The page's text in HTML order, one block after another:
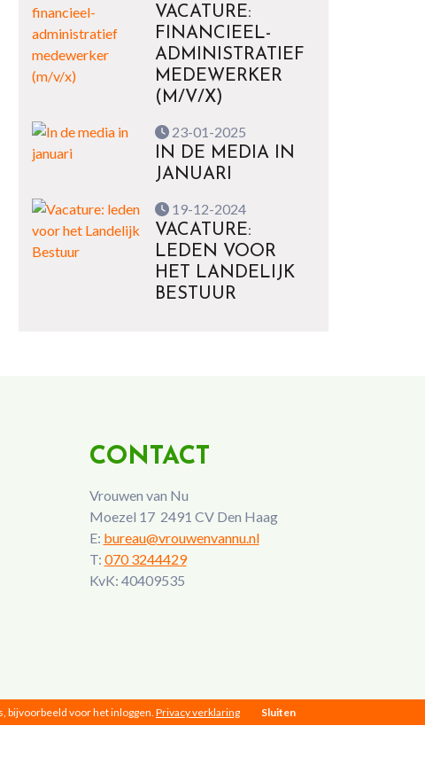
VACATURE:
FINANCIEEL-
ADMINISTRATIEF
MEDEWERKER
(M/V/X)
23-01-2025
IN DE MEDIA IN
JANUARI
19-12-2024
VACATURE:
LEDEN VOOR
HET LANDELIJK
BESTUUR
CONTACT
Vrouwen van Nu
Moezel 17 2491 CV Den Haag
E: bureau@vrouwenvannu.nl
T: 070 3244429
KvK: 40409535
bijvoorbeeld voor het inloggen. Privacy verklaring Sluiten